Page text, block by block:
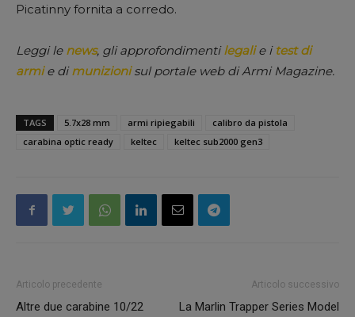
Picatinny fornita a corredo.
Leggi le news, gli approfondimentilegali e i test di
armie dimunizioni sul portale web di Armi Magazine.
TAGS 5.7x28 mm armi ripiegabili
calibro da pistola
carabina optic ready
keltec keltec sub2000 gen3
Articolo precedente
Altre due carabine 10/22
Articolo successivo
La Marlin Trapper Series Model